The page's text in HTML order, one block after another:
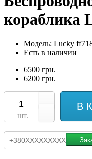
кораблика
Модель: Lucky
Есть в наличии
6500 грн.
6200 грн.
шт.
В